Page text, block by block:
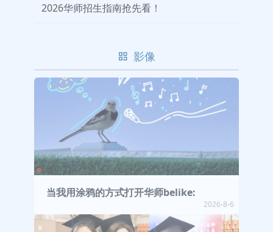
2026华师招生指南抢先看！
影像
当我用涂鸦的方式打开华师belike:
2026-8-6